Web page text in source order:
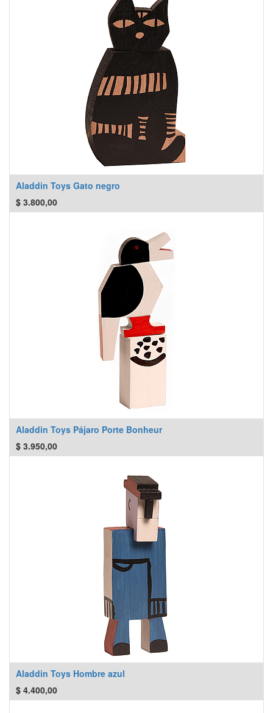
Aladdin Toys Gato negro
$ 3.800,00
Aladdin Toys Pájaro Porte Bonheur
$ 3.950,00
Aladdin Toys Hombre azul
$ 4.400,00